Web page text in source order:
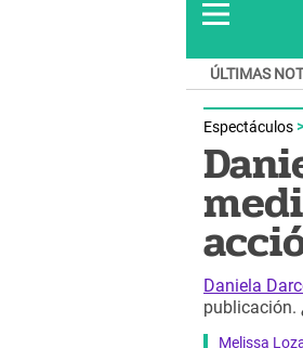
ÚLTIMAS
Espectáculos
Daniela
publicación.
Melissa